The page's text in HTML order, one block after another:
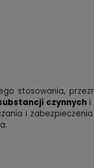
stosowania,
czynnychi
i